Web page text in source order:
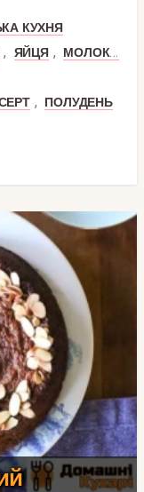
КУХНЯ
, ЯЙЦЯ , МОЛОКО
,
ПОЛУДЕНЬ